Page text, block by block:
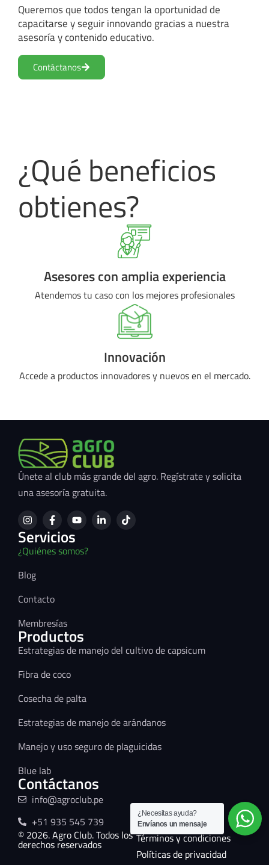
Queremos que todos tengan la oportunidad de
capacitarse y seguir innovando gracias a nuestra
asesoría y contenido educativo.
Contáctanos
¿Qué beneficios
obtienes?
Asesores con amplia experiencia
Atendemos tu caso con los mejores profesionales
Innovación
Accede a productos innovadores y nuevos en el mercado.
Únete al club más grande del agro. Regístrate y solicita
una asesoría gratuita.
Servicios
¿Quiénes somos?
Blog
Contacto
Membresías
Productos
Estrategias de manejo del cultivo de capsicum
Fibra de coco
Cosecha de palta
Estrategias de manejo de arándanos
Manejo y uso seguro de plaguicidas
Blue lab
Contáctanos
info@agroclub.pe
+51 935 545 739
© 2026. Agro Club. Todos los
derechos reservados
Términos y condiciones
Políticas de privacidad
¿Necesitas ayuda?
Envíanos un mensaje